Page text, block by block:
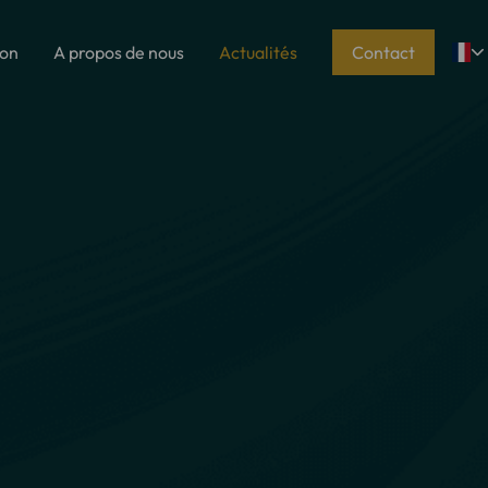
A propos de nous Actualités Contact